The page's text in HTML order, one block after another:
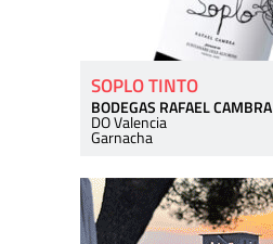
SOPLO TINTO
BODEGAS RAFAEL CAMBRA
DO Valencia
Garnacha